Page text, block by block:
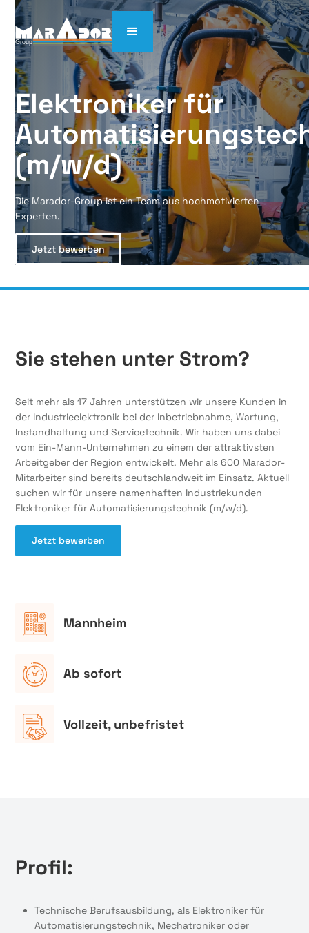
Elektroniker für
(m/w/d)
Die Marador-Group ist ein Team aus hochmotivierten
Experten.
Jetzt bewerben
Sie stehen unter Strom?
Seit mehr als 17 Jahren unterstützen wir unsere Kunden in
der Industrieelektronik bei der Inbetriebnahme, Wartung,
Instandhaltung und Servicetechnik. Wir haben uns dabei
vom Ein-Mann-Unternehmen zu einem der attraktivsten
Arbeitgeber der Region entwickelt. Mehr als 600 Marador-
Mitarbeiter sind bereits deutschlandweit im Einsatz. Aktuell
suchen wir für unsere namenhaften Industriekunden
Elektroniker für Automatisierungstechnik (m/w/d).
Jetzt bewerben
Mannheim
Ab sofort
Vollzeit, unbefristet
Profil:
Technische Berufsausbildung, als Elektroniker für
Automatisierungstechnik, Mechatroniker oder